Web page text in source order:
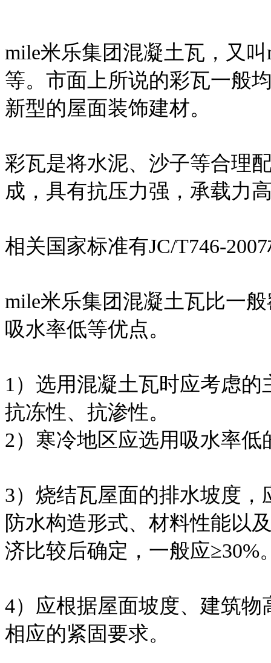
mile米乐集团混凝土瓦，又
等。市面上所说的彩瓦一般
新型的屋面装饰建材。
彩瓦是将水泥、沙子等合理
成，具有抗压力强，承载力
相关国家标准有JC/T746-
mile米乐集团混凝土瓦比一
吸水率低等优点。
1）选用混凝土瓦时应考虑
抗冻性、抗渗性。
2）寒冷地区应选用吸水率低
3）烧结瓦屋面的排水坡度
防水构造形式、材料性能以
济比较后确定，一般应≥30%
4）应根据屋面坡度、建筑
相应的紧固要求。